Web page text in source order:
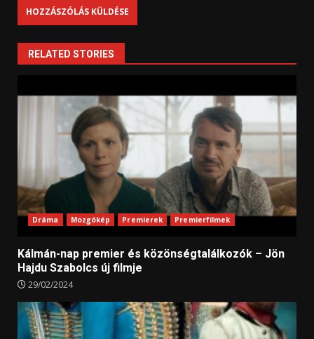
RELATED STORIES
Dráma Mozgókép Premierek Premierfilmek
Kálmán-nap premier és közönségtalálkozók – Jön
Hajdu Szabolcs új filmje
29/02/2024